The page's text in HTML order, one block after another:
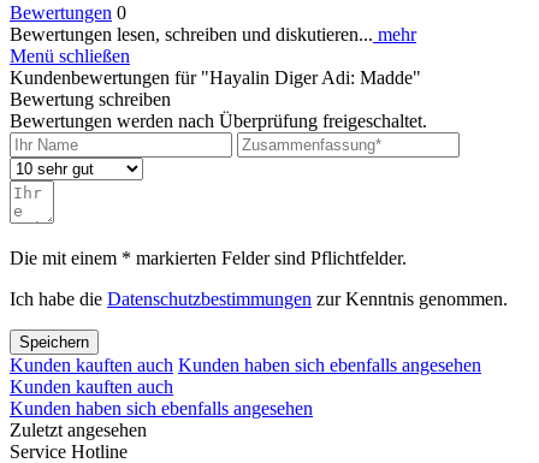
Bewertungen 0
Bewertungen lesen, schreiben und diskutieren... mehr
Menü schließen
Kundenbewertungen für "Hayalin Diger Adi: Madde"
Bewertung schreiben
Bewertungen werden nach Überprüfung freigeschaltet.
Die mit einem * markierten Felder sind Pflichtfelder.
Ich habe die Datenschutzbestimmungen zur Kenntnis genommen.
Speichern
Kunden kauften auch Kunden haben sich ebenfalls angesehen
Kunden kauften auch
Kunden haben sich ebenfalls angesehen
Zuletzt angesehen
Service Hotline